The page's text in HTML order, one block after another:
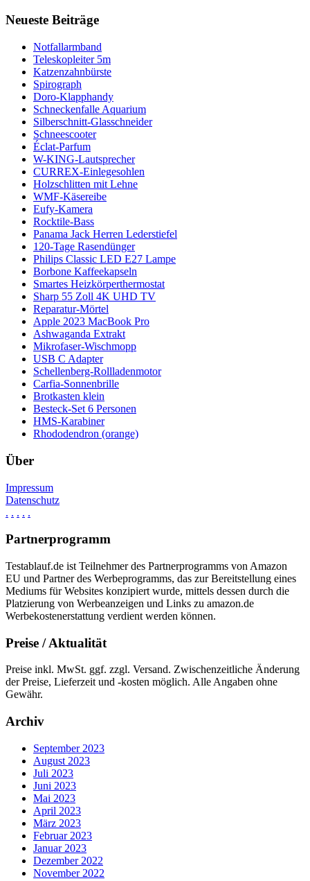
Neueste Beiträge
Notfallarmband
Teleskopleiter 5m
Katzenzahnbürste
Spirograph
Doro-Klapphandy
Schneckenfalle Aquarium
Silberschnitt-Glasschneider
Schneescooter
Éclat-Parfum
W-KING-Lautsprecher
CURREX-Einlegesohlen
Holzschlitten mit Lehne
WMF-Käsereibe
Eufy-Kamera
Rocktile-Bass
Panama Jack Herren Lederstiefel
120-Tage Rasendünger
Philips Classic LED E27 Lampe
Borbone Kaffeekapseln
Smartes Heizkörperthermostat
Sharp 55 Zoll 4K UHD TV
Reparatur-Mörtel
Apple 2023 MacBook Pro
Ashwaganda Extrakt
Mikrofaser-Wischmopp
USB C Adapter
Schellenberg-Rollladenmotor
Carfia-Sonnenbrille
Brotkasten klein
Besteck-Set 6 Personen
HMS-Karabiner
Rhododendron (orange)
Über
Impressum
Datenschutz
. . . . .
Partnerprogramm
Testablauf.de ist Teilnehmer des Partnerprogramms von Amazon
EU und Partner des Werbeprogramms, das zur Bereitstellung eines
Mediums für Websites konzipiert wurde, mittels dessen durch die
Platzierung von Werbeanzeigen und Links zu amazon.de
Werbekostenerstattung verdient werden können.
Preise / Aktualität
Preise inkl. MwSt. ggf. zzgl. Versand. Zwischenzeitliche Änderung
der Preise, Lieferzeit und -kosten möglich. Alle Angaben ohne
Gewähr.
Archiv
September 2023
August 2023
Juli 2023
Juni 2023
Mai 2023
April 2023
März 2023
Februar 2023
Januar 2023
Dezember 2022
November 2022